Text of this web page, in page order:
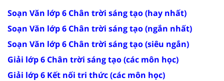
Soạn Văn lớp 6 Chân trời sáng tạo (hay nhất)
Soạn Văn lớp 6 Chân trời sáng tạo (ngắn nhất)
Soạn Văn lớp 6 Chân trời sáng tạo (siêu ngắn)
Giải lớp 6 Chân trời sáng tạo (các môn học)
Giải lớp 6 Kết nối tri thức (các môn học)